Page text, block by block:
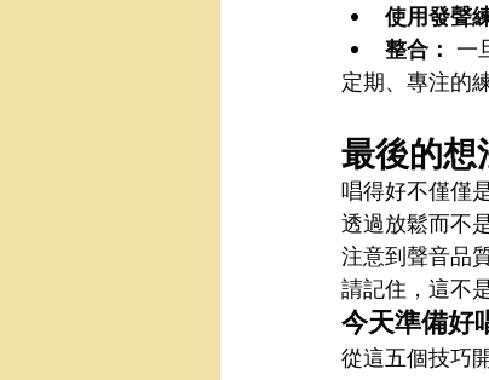
使用發聲
整合： 一
定期、專注的
最後的想
唱得好不僅僅
透過放鬆而不
注意到聲音品
請記住，這不
今天準備好
從這五個技巧